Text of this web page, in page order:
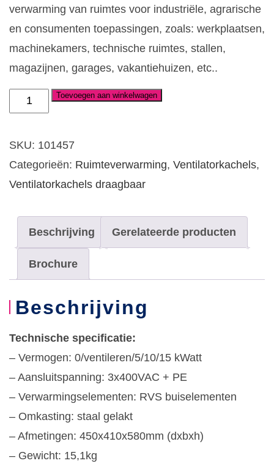
verwarming van ruimtes voor industriële, agrarische
en consumenten toepassingen, zoals: werkplaatsen,
machinekamers, technische ruimtes, stallen,
magazijnen, garages, vakantiehuizen, etc..
Ventilatorkachel
Portable
aantal
Toevoegen aan winkelwagen
SKU: 101457
Categorieën: Ruimteverwarming, Ventilatorkachels,
Ventilatorkachels draagbaar
Beschrijving Gerelateerde producten
Brochure
Beschrijving
Technische specificatie:
– Vermogen: 0/ventileren/5/10/15 kWatt
– Aansluitspanning: 3x400VAC + PE
– Verwarmingselementen: RVS buiselementen
– Omkasting: staal gelakt
– Afmetingen: 450x410x580mm (dxbxh)
– Gewicht: 15,1kg